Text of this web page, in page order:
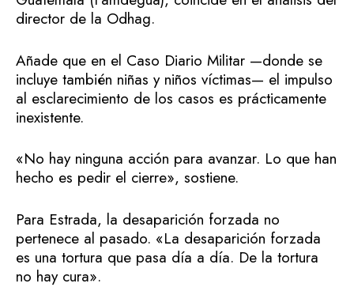
director de la Odhag.
Añade que en el Caso Diario Militar —donde se
incluye también niñas y niños víctimas— el impulso
al esclarecimiento de los casos es prácticamente
inexistente.
«No hay ninguna acción para avanzar. Lo que han
hecho es pedir el cierre», sostiene.
Para Estrada, la desaparición forzada no
pertenece al pasado. «La desaparición forzada
es una tortura que pasa día a día. De la tortura
no hay cura».